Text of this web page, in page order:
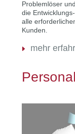
Problemlöser
die
alle
Kunden.
mehr